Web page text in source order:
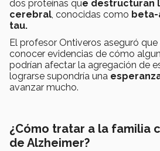
dos proteínas que destructuran
cerebral, conocidas como
tau.
El profesor Ontiveros aseguró
conocer evidencias de cómo
podrían afectar la agregación de
lograrse supondría una
avanzar mucho.
¿Cómo tratar a la familia
de Alzheimer?